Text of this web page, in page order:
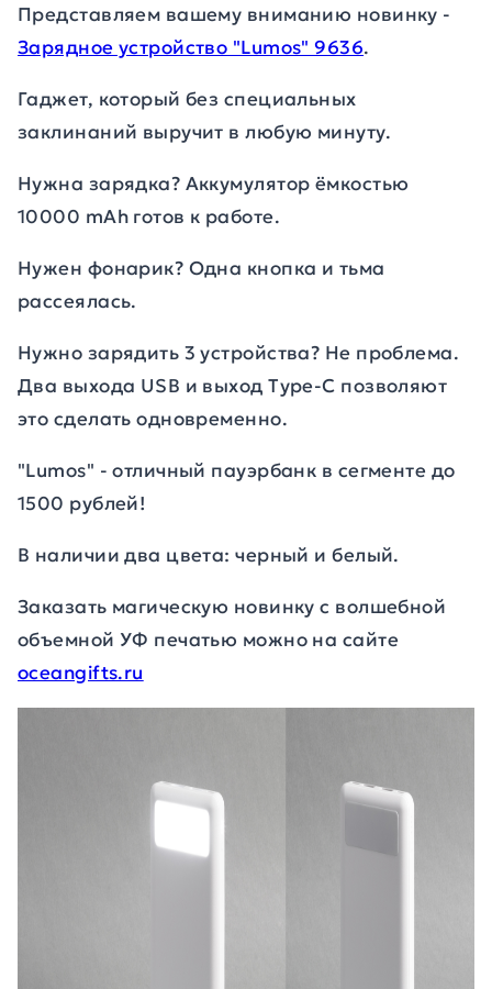
Представляем вашему вниманию новинку -
Зарядное устройство "Lumos" 9636.
Гаджет, который без специальных
заклинаний выручит в любую минуту.
Нужна зарядка? Аккумулятор ёмкостью
10000 mAh готов к работе.
Нужен фонарик? Одна кнопка и тьма
рассеялась.
Нужно зарядить 3 устройства? Не проблема.
Два выхода USB и выход Type-C позволяют
это сделать одновременно.
"Lumos" - отличный пауэрбанк в сегменте до
1500 рублей!
В наличии два цвета: черный и белый.
Заказать магическую новинку c волшебной
объемной УФ печатью можно на сайте
oceangifts.ru